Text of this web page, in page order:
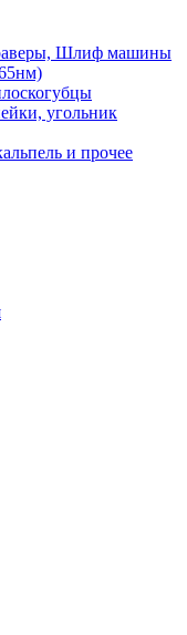
Шлиф машины
угольник
и прочее